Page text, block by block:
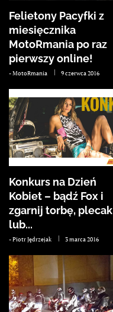
Felietony Pacyfki z
miesięcznika
MotoRmania po raz
pierwszy online!
-MotoRmania 9 czerwca 2016
Konkurs na Dzień
Kobiet – bądź Fox i
zgarnij torbę, plecak
lub...
-Piotr Jędrzejak 3 marca 2016